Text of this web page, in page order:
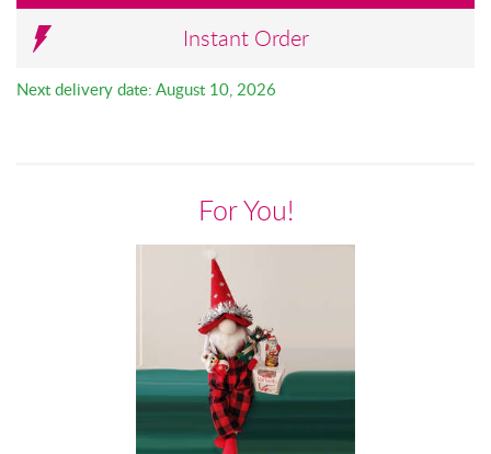
Instant Order
Next delivery date: August 10, 2026
For You!